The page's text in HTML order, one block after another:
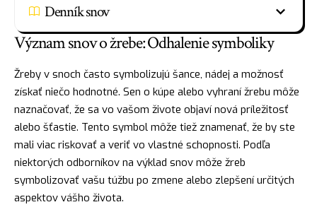
Denník snov
Význam snov o žrebe: Odhalenie symboliky
Žreby v snoch často symbolizujú šance, nádej a možnosť
získať niečo hodnotné. Sen o kúpe alebo vyhraní žrebu môže
naznačovať, že sa vo vašom živote objaví nová príležitosť
alebo šťastie. Tento symbol môže tiež znamenať, že by ste
mali viac riskovať a veriť vo vlastné schopnosti. Podľa
niektorých odborníkov na výklad snov môže žreb
symbolizovať vašu túžbu po zmene alebo zlepšení určitých
aspektov vášho života.